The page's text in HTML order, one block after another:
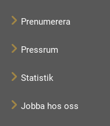
Prenumerera
Pressrum
Statistik
Jobba hos oss